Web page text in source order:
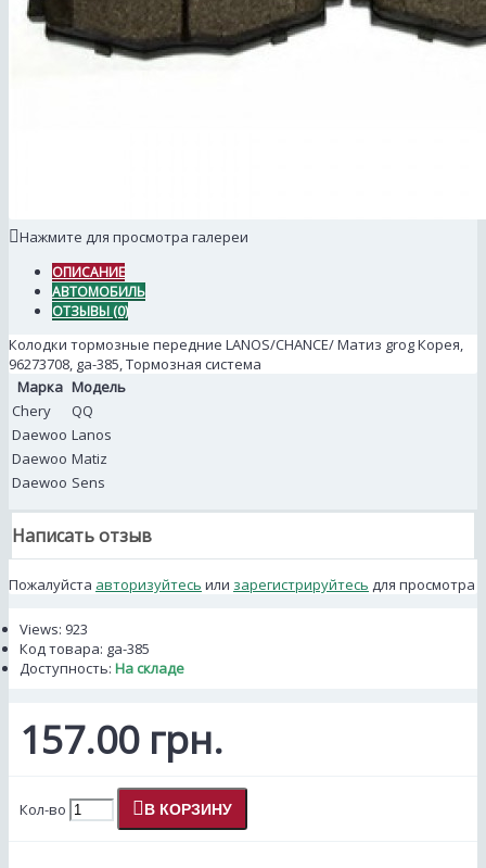
Нажмите для просмотра галереи
ОПИСАНИЕ
АВТОМОБИЛЬ
ОТЗЫВЫ (0)
Колодки тормозные передние LANOS/CHANCE/ Матиз grog Корея,
96273708, ga-385, Тормозная система
Марка Модель
Chery
QQ
Daewoo Lanos
Daewoo Matiz
Daewoo Sens
Написать отзыв
Пожалуйста авторизуйтесь или зарегистрируйтесь для просмотра
Views: 923
Код товара: ga-385
Доступность: На складе
157.00 грн.
Кол-во В КОРЗИНУ